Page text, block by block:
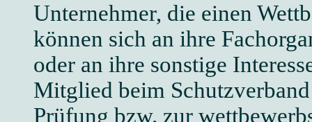
Unternehmer, die einen
können sich an ihre
oder an ihre sonstige
Mitglied beim
Prüfung bzw. zur